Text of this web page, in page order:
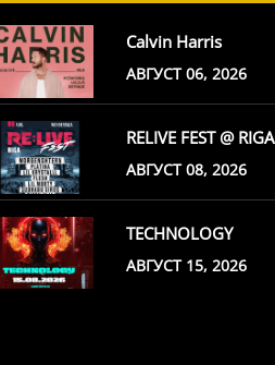
Calvin Harris
АВГУСТ 06, 2026
RELIVE FEST @ RIGA
АВГУСТ 08, 2026
TECHNOLOGY
АВГУСТ 15, 2026